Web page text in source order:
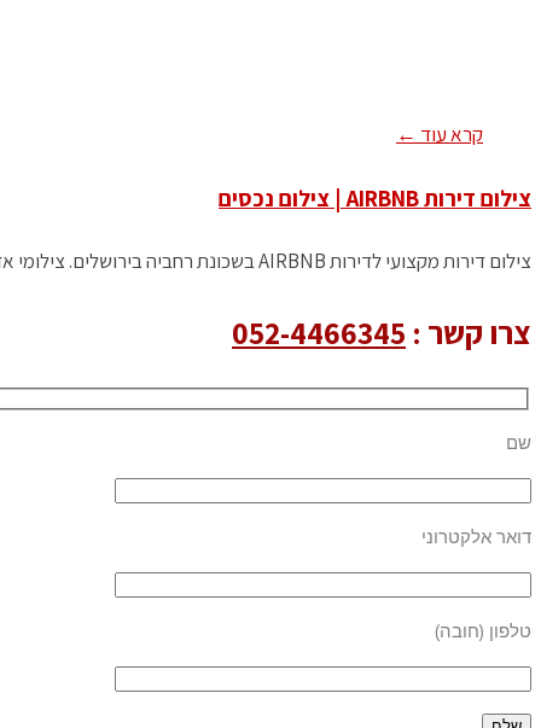
קרא עוד ←
צילום דירות AIRBNB | צילום נכסים
צילום דירות מקצועי לדירות AIRBNB בשכונת רחביה בירושלים. צילומי אדריכלות שמבוססים על שילוב של אור טבעי, ליצירת תמונת תדמית אומנותית
צרו קשר : 052-4466345
שם
דואר אלקטרוני
טלפון (חובה)